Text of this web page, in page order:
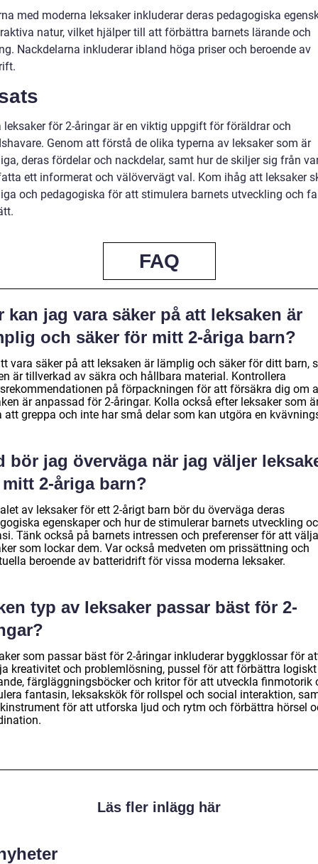
med moderna leksaker inkluderar deras pedagogiska
natur, vilket hjälper till att förbättra barnets lärande och
Nackdelarna inkluderar ibland höga priser och beroende av
leksaker för 2-åringar är en viktig uppgift för föräldrar och
Genom att förstå de olika typerna av leksaker som är
deras fördelar och nackdelar, samt hur de skiljer sig från
ett informerat och välövervägt val. Kom ihåg att leksaker
och pedagogiska för att stimulera barnets utveckling och
FAQ
kan jag vara säker på att leksaken är
och säker för mitt 2-åriga barn?
vara säker på att leksaken är lämplig och säker för ditt barn,
är tillverkad av säkra och hållbara material. Kontrollera
på förpackningen för att försäkra dig om
är anpassad för 2-åringar. Kolla också efter leksaker som
att greppa och inte har små delar som kan utgöra en
bör jag överväga när jag väljer
2-åriga barn?
av leksaker för ett 2-årigt barn bör du överväga deras
egenskaper och hur de stimulerar barnets utveckling
Tänk också på barnets intressen och preferenser för att välja
som lockar dem. Var också medveten om prissättning och
beroende av batteridrift för vissa moderna leksaker.
typ av leksaker passar bäst för 2-
som passar bäst för 2-åringar inkluderar byggklossar för
kreativitet och problemlösning, pussel för att förbättra logiskt
färgläggningsböcker och kritor för att utveckla finmotorik
fantasin, leksakskök för rollspel och social interaktion,
för att utforska ljud och rytm och förbättra hörsel
Läs fler inlägg här